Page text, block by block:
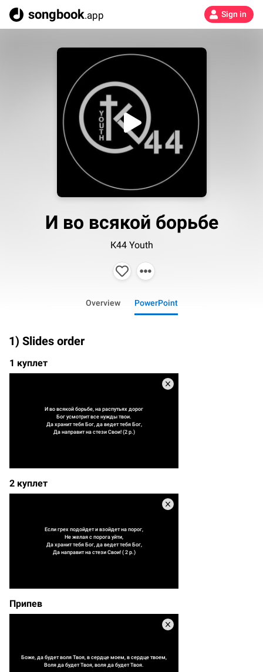
songbook.app Sign in
И во всякой борьбе
К44 Youth
Overview PowerPoint
1) Slides order
1 куплет
И во всякой борьбе, на распутьях дорог
Бог усмотрит все нужды твои.
Да хранит тебя Бог, да ведет тебя Бог,
Да направит на стези Свои! (2 р.)
2 куплет
Если грех подойдет и взойдет на порог,
Не желая с порога уйти,
Да хранит тебя Бог, да ведет тебя Бог,
Да направит на стези Свои! ( 2 р.)
Припев
Боже, да будет воля Твоя, в сердце моем, в сердце твоем,
Воля да будет Твоя, воля да будет Твоя.